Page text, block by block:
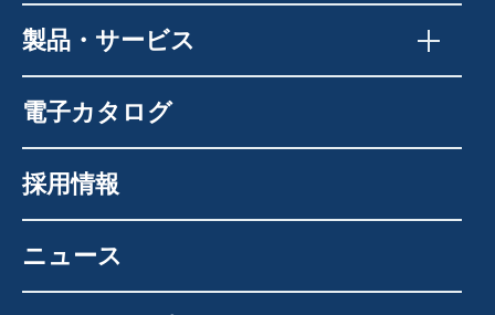
製品・サービス
電子カタログ
採用情報
ニュース